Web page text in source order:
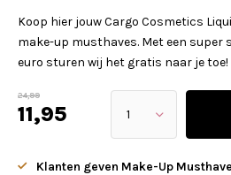
Koop hier jouw Cargo Cosmetics
make-up musthaves. Met een super
euro sturen wij het gratis naar je toe!
24,99
11,95
Klanten geven Make-Up